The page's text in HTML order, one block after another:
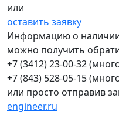
или
оставить заявку
Информацию о
можно получить
+7 (3412) 23-00-32
+7 (843) 528-05-15
или просто отправив
engineer.ru